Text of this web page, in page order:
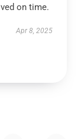
on time.
Apr 8, 2025